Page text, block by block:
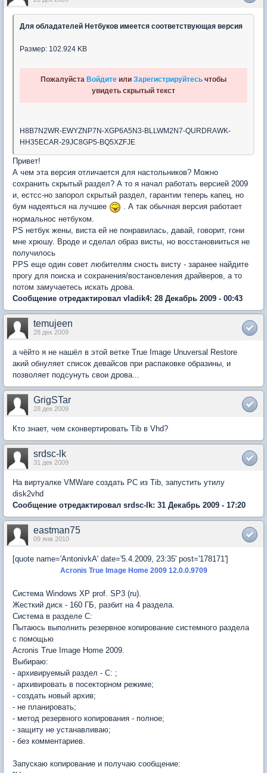
Для обладателей Нетбуков имеется соответствующая версия
Размер: 102.924 KB
Пожалуйста Войдите или Зарегистрируйтесь чтобы
увидеть скрытый текст
H8B7N2WR-EWYZNP7N-XGP6A5N3-BLLWM2N7-QURDRAWK-
HH35ECAR-29JC8GP5-BQ5XZFJE
Привет!
А чем эта версия отличается для настольников? Можно
сохранить скрытый раздел? А то я начал работать версией 2009
и, естсс-но запорол скрытый раздел, гарантии теперь капец, но
бум надеяться на лучшее
. А так обычная версия работает
нормальнос нетбуком.
PS нетбук жены, виста ей не понравилась, давай, говорит, гони
мне хрюшу. Вроде и сделал образ висты, но восстановииться не
получилось
PPS еще один совет любителям сность висту - заранее найдите
прогу для поиска и сохранения/востановления драйверов, а то
потом замучаетесь искать дрова.
Сообщение отредактировал vladik4: 28 Декабрь 2009 - 00:43
temujeen
28 дек 2009
а чёйто я не нашёл в этой ветке True Image Unuversal Restore
акий обнуляет список девайсов при распаковке образины, и
позволяет подсунуть свои дрова...
GrigSTar
28 дек 2009
Кто знает, чем сконвертировать Tib в Vhd?
srdsc-lk
31 дек 2009
На виртуалке VMWare создать PC из Tib, запустить утилу
disk2vhd
Сообщение отредактировал srdsc-lk: 31 Декабрь 2009 - 17:20
eastman75
09 янв 2010
[quote name='AntonivkA' date='5.4.2009, 23:35' post='178171']
Acronis True Image Home 2009 12.0.0.9709
Система Windows XP prof. SP3 (ru).
Жесткий диск - 160 ГБ, разбит на 4 раздела.
Система в разделе C:
Пытаюсь выполнить резервное копирование системного раздела
с помощью
Acronis True Image Home 2009.
Выбираю:
- архивируемый раздел - C: ;
- архивировать в посекторном режиме;
- создать новый архив;
- не планировать;
- метод резервного копирования - полное;
- защиту не устанавливаю;
- без комментариев.
Запускаю копирование и получаю сообщение: